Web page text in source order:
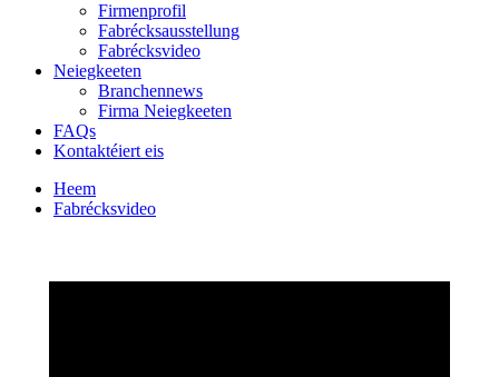
Firmenprofil
Fabrécksausstellung
Fabrécksvideo
Neiegkeeten
Branchennews
Firma Neiegkeeten
FAQs
Kontaktéiert eis
Heem
Fabrécksvideo